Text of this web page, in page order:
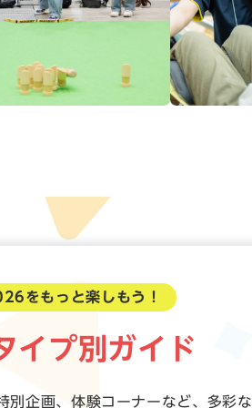
をもっと楽しもう！
イプ別ガイド
企画、体験コーナーなど、多彩